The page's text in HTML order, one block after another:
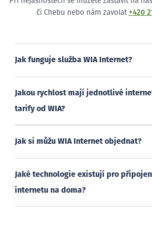
či Chebu nebo nám zavolat +420
Jak funguje služba WIA Internet?
Jakou rychlost mají jednotlivé
tarify od WIA?
Jak si můžu WIA Internet objednat?
Jaké technologie existují pro
internetu na doma?